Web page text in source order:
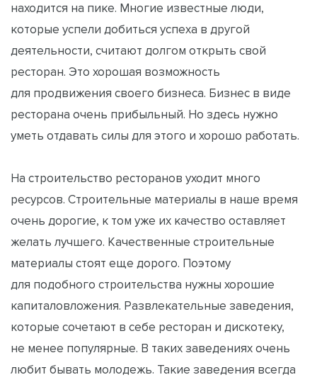
находится на пике. Многие известные люди,
которые успели добиться успеха в другой
деятельности, считают долгом открыть свой
ресторан. Это хорошая возможность
для продвижения своего бизнеса. Бизнес в виде
ресторана очень прибыльный. Но здесь нужно
уметь отдавать силы для этого и хорошо работать.
На строительство ресторанов уходит много
ресурсов. Строительные материалы в наше время
очень дорогие, к том уже их качество оставляет
желать лучшего. Качественные строительные
материалы стоят еще дорого. Поэтому
для подобного строительства нужны хорошие
капиталовложения. Развлекательные заведения,
которые сочетают в себе ресторан и дискотеку,
не менее популярные. В таких заведениях очень
любит бывать молодежь. Такие заведения всегда